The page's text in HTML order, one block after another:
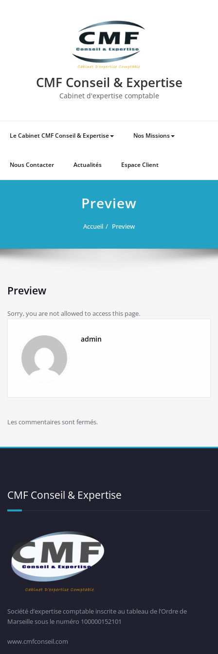
CMF Conseil & Expertise
Cabinet d'expertise comptable
Le Cabinet CMF Conseil & Expertise Nos Missions
Nous Contacter Actualités Espace Client
Preview
Accueil Preview
Preview
Sorry, you are not allowed to access this page.
admin
Les commentaires sont fermés.
CMF Conseil & Expertise
Société d’expertise comptable inscrite au tableau de l’Ordre de
Marseille sous le numéro 100000152101
www.cmfconseil.com